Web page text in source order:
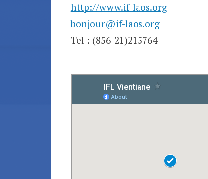
http://www.if-laos.org
bonjour@if-laos.org
Tel : (856-21)215764